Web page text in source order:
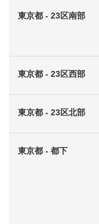
東京都 - 23区南部
東京都 - 23区西部
東京都 - 23区北部
東京都 - 都下